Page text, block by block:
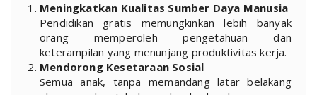
Meningkatkan Kualitas Sumber Daya Manusia
Pendidikan gratis memungkinkan lebih banyak
orang memperoleh pengetahuan dan
keterampilan yang menunjang produktivitas kerja.
Mendorong Kesetaraan Sosial
Semua anak, tanpa memandang latar belakang